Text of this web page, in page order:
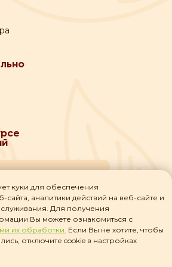
куки для обеспечения
аналитики действий на веб-сайте и
Для получения
Вы можете ознакомиться с
их обработки. Если Вы не хотите, чтобы
отключите cookie в настройках
обработку своих персональных данных
и принимаю его